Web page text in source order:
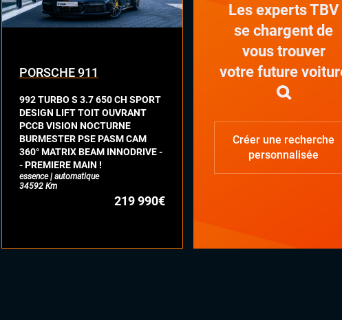
PORSCHE 911
992 TURBO S 3.7 650 CH SPORT
DESIGN LIFT TOIT OUVRANT
PCCB VISION NOCTURNE
BURMESTER PSE PASM CAM
360° MATRIX BEAM INNODRIVE -
- PREMIERE MAIN !
essence | automatique
34592 Km
219 990€
Les experts TBV
se chargent de
vous trouver
votre future
Créer une recherche
personnalisée